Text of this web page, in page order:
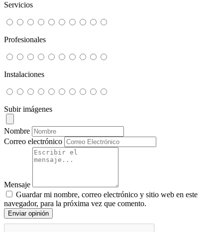
Servicios
Profesionales
Instalaciones
Subir imágenes
Nombre
Correo electrónico
Mensaje
Guardar mi nombre, correo electrónico y sitio web en este
navegador, para la próxima vez que comento.
Enviar opinión